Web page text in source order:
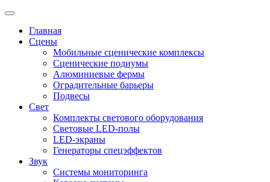
Главная
Сцены
Мобильные сценические комплексы
Сценические подиумы
Алюминиевые фермы
Оградительные барьеры
Подвесы
Свет
Комплекты светового оборудования
Световые LED-полы
LED-экраны
Генераторы спецэффектов
Звук
Системы мониторинга